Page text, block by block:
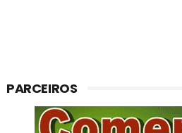
PARCEIROS